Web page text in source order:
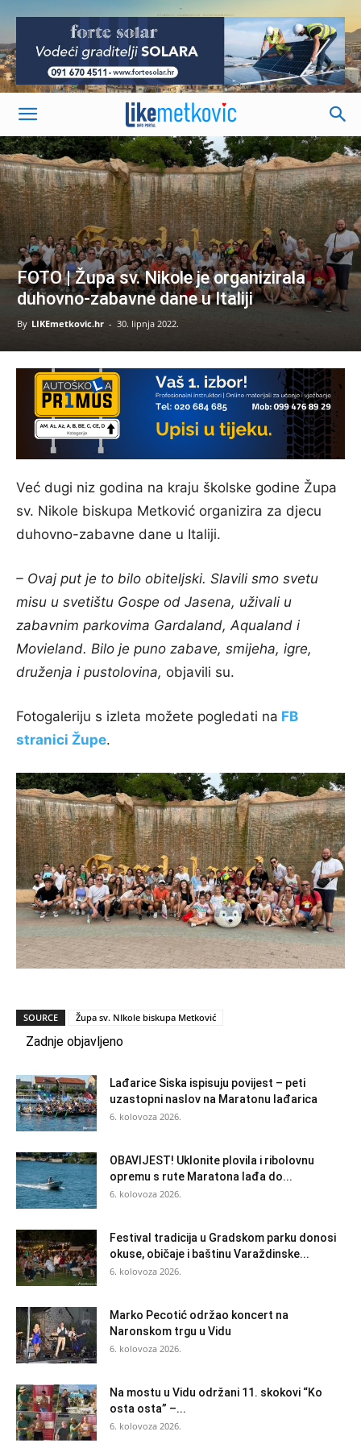
-
FOTO | Župa sv. Nikole je organizirala
duhovno-zabavne dane u Italiji
By LIKEmetkovic.hr - 30. lipnja 2022.
Već dugi niz godina na kraju školske godine Župa
sv. Nikole biskupa Metković organizira za djecu
duhovno-zabavne dane u Italiji.
– Ovaj put je to bilo obiteljski. Slavili smo svetu
misu u svetištu Gospe od Jasena, uživali u
zabavnim parkovima Gardaland, Aqualand i
Movieland. Bilo je puno zabave, smijeha, igre,
druženja i pustolovina, objavili su.
Fotogaleriju s izleta možete pogledati na FB
stranici Župe.
SOURCE Župa sv. NIkole biskupa Metković
Zadnje objavljeno
Lađarice Siska ispisuju povijest – peti
uzastopni naslov na Maratonu lađarica
6. kolovoza 2026.
OBAVIJEST! Uklonite plovila i ribolovnu
opremu s rute Maratona lađa do...
6. kolovoza 2026.
Festival tradicija u Gradskom parku donosi
okuse, običaje i baštinu Varaždinske...
6. kolovoza 2026.
Marko Pecotić održao koncert na
Naronskom trgu u Vidu
6. kolovoza 2026.
Na mostu u Vidu održani 11. skokovi “Ko
osta osta” –...
6. kolovoza 2026.